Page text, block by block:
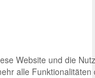
Website und die
alle